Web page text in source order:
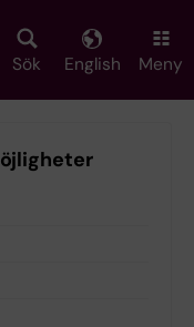
Sök English Meny